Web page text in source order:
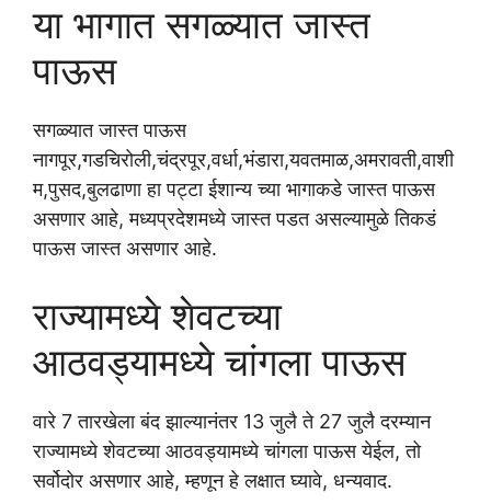
या भागात सगळ्यात जास्त
पाऊस
सगळ्यात जास्त पाऊस
नागपूर,गडचिरोली,चंद्रपूर,वर्धा,भंडारा,यवतमाळ,अमरावती,वाशी
म,पुसद,बुलढाणा हा पट्टा ईशान्य च्या भागाकडे जास्त पाऊस
असणार आहे, मध्यप्रदेशमध्ये जास्त पडत असल्यामुळे तिकडं
पाऊस जास्त असणार आहे.
राज्यामध्ये शेवटच्या
आठवड्यामध्ये चांगला पाऊस
वारे 7 तारखेला बंद झाल्यानंतर 13 जुलै ते 27 जुलै दरम्यान
राज्यामध्ये शेवटच्या आठवड्यामध्ये चांगला पाऊस येईल, तो
सर्वोदोर असणार आहे, म्हणून हे लक्षात घ्यावे, धन्यवाद.